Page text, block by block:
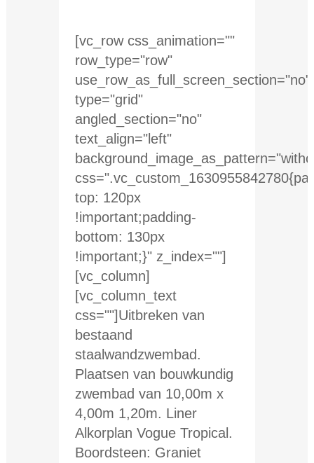
[vc_row css_animation=""
row_type="row"
use_row_as_full_screen_section="no"
type="grid"
angled_section="no"
text_align="left"
top: 120px
!important;padding-
bottom: 130px
!important;}" z_index=""]
[vc_column]
[vc_column_text
css=""]Uitbreken van
bestaand
staalwandzwembad.
Plaatsen van bouwkundig
zwembad van 10,00m x
4,00m 1,20m. Liner
Alkorplan Vogue Tropical.
Boordsteen: Graniet